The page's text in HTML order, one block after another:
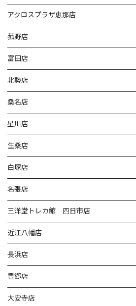
アクロスプラザ恵那店
菰野店
富田店
北勢店
桑名店
星川店
生桑店
白塚店
名張店
三洋堂トレカ館 四日市店
近江八幡店
長浜店
豊郷店
大安寺店